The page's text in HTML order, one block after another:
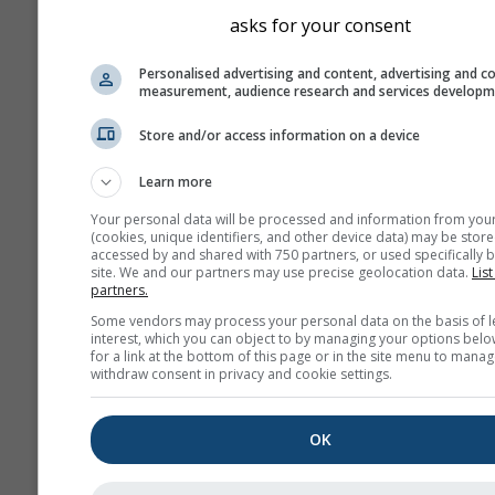
έμπειρους ναυτικούς:
(10–21 kn). Σε αυτήν την
περισσότερη δύναμη και
τραυματισμών.
Σημαντικό ύψος
1 και 2 μέτρων· τα
ορισμένες συνθήκες.
Άνεμος
Ο άνεμος αποτελεί την
ενός ιστιοπλοϊκού σκάφους
συνεπώς είναι η πρώτη
asks for your consent
Personalised advertising and content, advertising and
measurement, audience research and services
Store and/or access information on a device
Learn more
Your personal data will be processed and information from
(cookies, unique identifiers, and other device data) may be
accessed by and shared with 750 partners, or used specifically
site. We and our partners may use precise geolocation data.
partners.
Some vendors may process your personal data on the basis of
interest, which you can object to by managing your options
for a link at the bottom of this page or in the site menu to
withdraw consent in privacy and cookie settings.
OK